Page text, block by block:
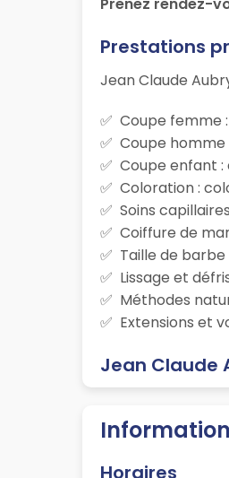
Prenez rendez-
Prestations
Jean Claude
Coupe femme
Coupe homme
Coupe enfant
Coloration :
Soins
Coiffure de
Taille de
Lissage et
Méthodes
Extensions et
Jean Claude
Horaires